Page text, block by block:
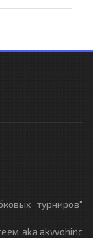
турниров"
aka akvvohinc